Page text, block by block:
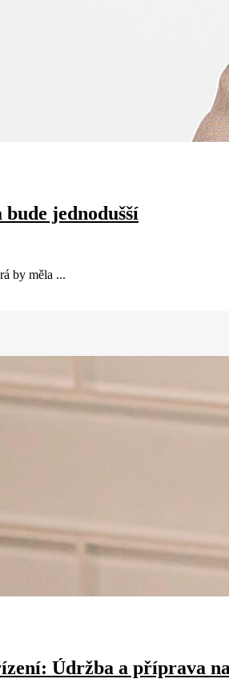
jednodušší
by měla ...
Údržba a příprava